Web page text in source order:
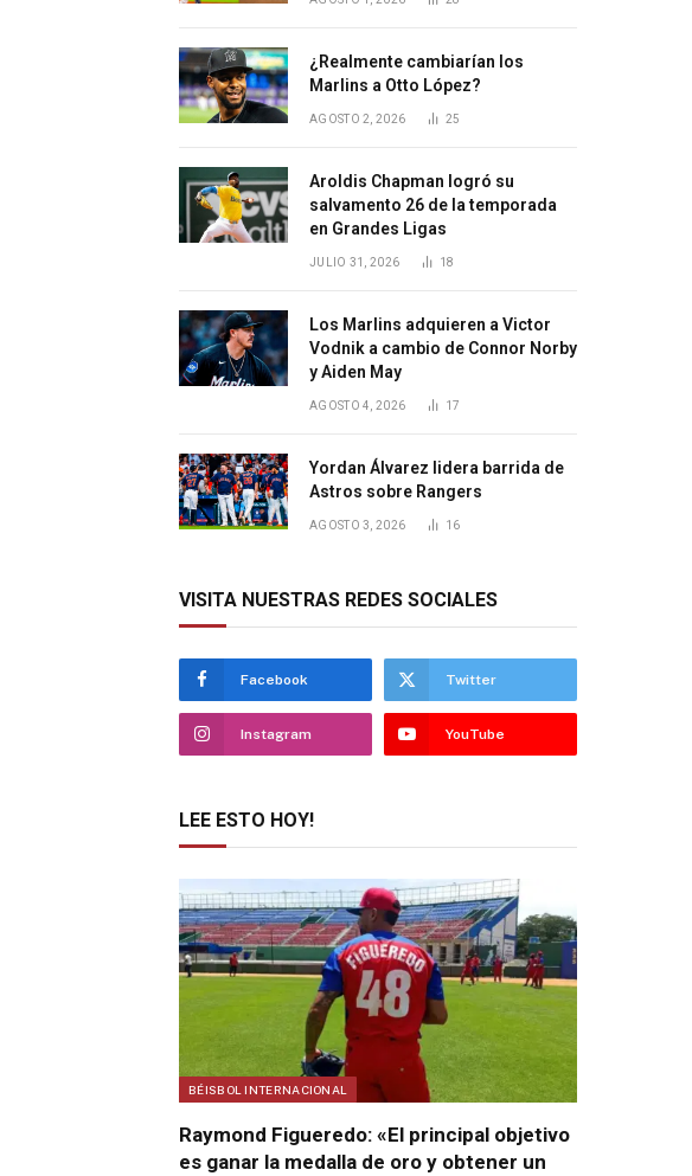
¿Realmente cambiarían los
Marlins a Otto López?
AGOSTO 2, 2026 25
Aroldis Chapman logró su
salvamento 26 de la temporada
en Grandes Ligas
JULIO 31, 2026 18
Los Marlins adquieren a Victor
Vodnik a cambio de Connor Norby
y Aiden May
AGOSTO 4, 2026 17
Yordan Álvarez lidera barrida de
Astros sobre Rangers
AGOSTO 3, 2026 16
VISITA NUESTRAS REDES SOCIALES
Facebook Twitter
Instagram YouTube
LEE ESTO HOY!
BÉISBOL INTERNACIONAL
Raymond Figueredo: «El principal objetivo
es ganar la medalla de oro y obtener un